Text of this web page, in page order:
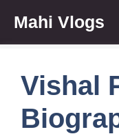
content
Mahi Vlogs
Vishal